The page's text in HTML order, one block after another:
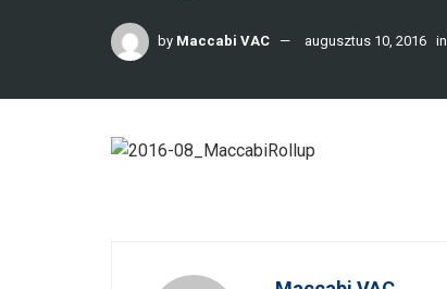
by Maccabi VAC augusztus 10, 2016 in